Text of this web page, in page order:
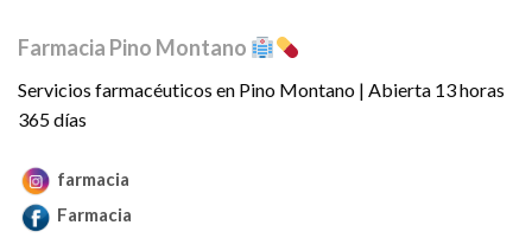
Farmacia Pino Montano
Servicios farmacéuticos en Pino Montano | Abierta 13 horas
365 días
farmacia
Farmacia